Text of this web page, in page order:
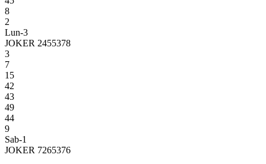
8
2
Lun-3
JOKER 2455378
3
7
15
42
43
49
44
9
Sab-1
JOKER 7265376